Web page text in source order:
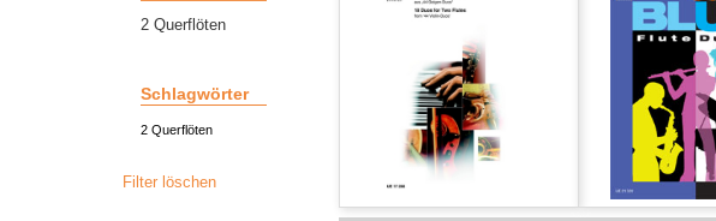
2 Querflöten
Schlagwörter
2 Querflöten
Filter löschen